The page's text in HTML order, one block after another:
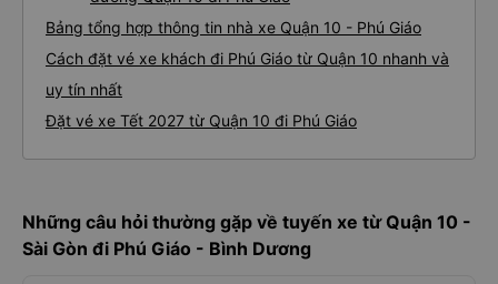
Bảng tổng hợp thông tin nhà xe Quận 10 - Phú Giáo
Cách đặt vé xe khách đi Phú Giáo từ Quận 10 nhanh và
uy tín nhất
Đặt vé xe Tết 2027 từ Quận 10 đi Phú Giáo
Những câu hỏi thường gặp về tuyến xe từ Quận 10 -
Sài Gòn đi Phú Giáo - Bình Dương